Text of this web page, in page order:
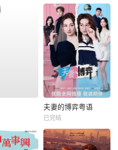
夫妻的博弈粤语
已完结